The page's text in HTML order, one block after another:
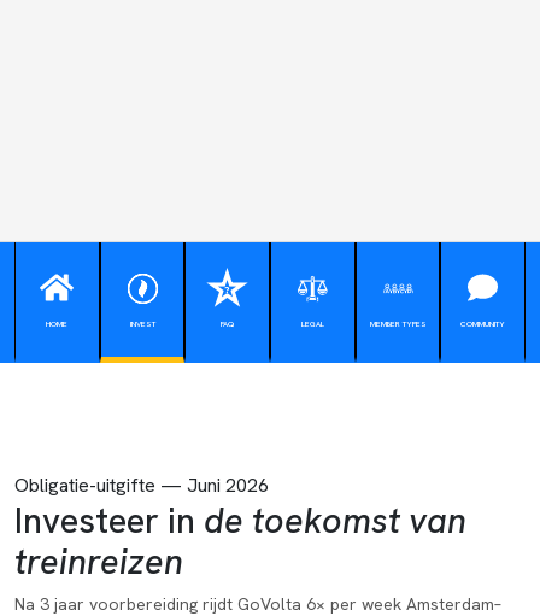
HOME INVEST FAQ LEGAL MEMBER TYPES COMMUNITY
Obligatie-uitgifte — Juni 2026
Investeer in de toekomst van
treinreizen
Na 3 jaar voorbereiding rijdt GoVolta 6× per week Amsterdam–